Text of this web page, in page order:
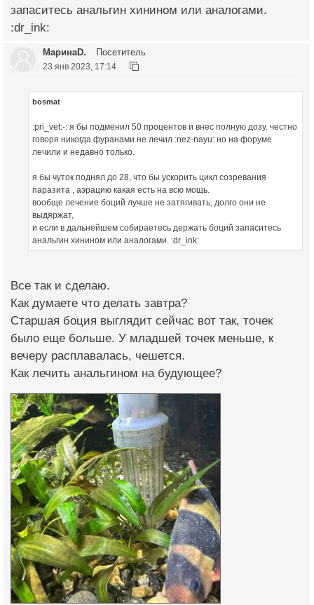
запаситесь анальгин хинином или аналогами.
:dr_ink:
МаринаD. Посетитель
23 янв 2023, 17:14
bosmat
:pri_vet:-: я бы подменил 50 процентов и внес полную дозу. честно
говоря никогда фуранами не лечил :nez-nayu: но на форуме
лечили и недавно только.
я бы чуток поднял до 28, что бы ускорить цикл созревания
паразита , аэрацию какая есть на всю мощь.
вообще лечение боций лучше не затягивать, долго они не
выдяржат,
и если в дальнейшем собираетесь держать боций запаситесь
анальгин хинином или аналогами. :dr_ink:
Все так и сделаю.
Как думаете что делать завтра?
Старшая боция выглядит сейчас вот так, точек
было еще больше. У младшей точек меньше, к
вечеру расплавалась, чешется.
Как лечить анальгином на будующее?